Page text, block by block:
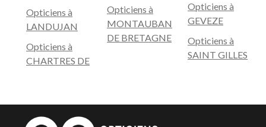
Opticiens à
LANDUJAN
Opticiens à
CHARTRES DE
Opticiens à
MONTAUBAN
DE BRETAGNE
Opticiens à
GEVEZE
Opticiens à
SAINT GILLES